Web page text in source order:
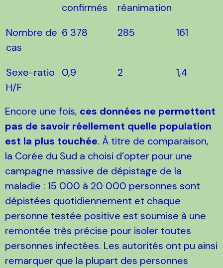
confirmés
réanimation
Nombre de
cas
6 378 285 161
Sexe-ratio
H/F
0,9 2 1,4
Encore une fois, ces données ne permettent
pas de savoir réellement quelle population
est la plus touchée. À titre de comparaison,
la Corée du Sud a choisi d’opter pour une
campagne massive de dépistage de la
maladie : 15 000 à 20 000 personnes sont
dépistées quotidiennement et chaque
personne testée positive est soumise à une
remontée très précise pour isoler toutes
personnes infectées. Les autorités ont pu ainsi
remarquer que la plupart des personnes